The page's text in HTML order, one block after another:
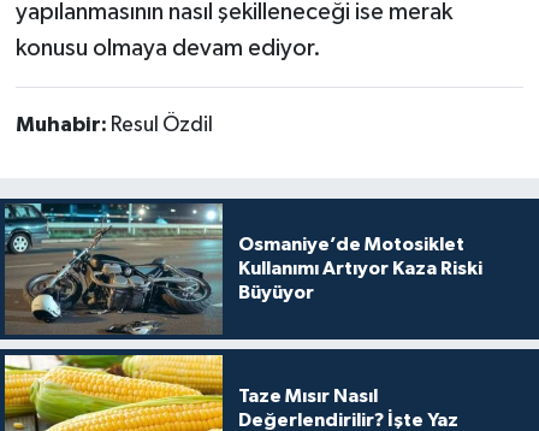
yapılanmasının nasıl şekilleneceği ise merak
konusu olmaya devam ediyor.
Muhabir: Resul Özdil
Osmaniye’de Motosiklet
Kullanımı Artıyor Kaza Riski
Büyüyor
Taze Mısır Nasıl
Değerlendirilir? İşte Yaz